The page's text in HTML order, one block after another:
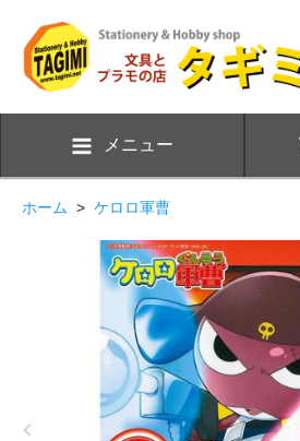
メニュー
ホーム > ケロロ軍曹